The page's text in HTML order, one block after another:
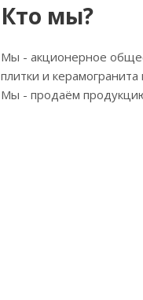
Кто мы?
Мы - акционерное
плитки и
Мы - продаём